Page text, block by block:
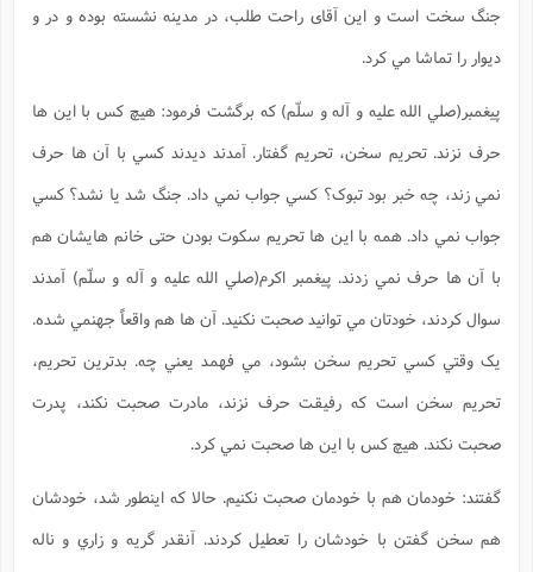
جنگ سخت است و اين آقای راحت طلب، در مدينه نشسته بوده و در و
ديوار را تماشا مي کرد.
پيغمبر(صلي الله عليه و آله و سلّم) که برگشت فرمود: هيچ کس با اين ها
حرف نزند. تحريم سخن، تحريم گفتار. آمدند ديدند کسي با آن ها حرف
نمي زند، چه خبر بود تبوک؟ کسي جواب نمي داد. جنگ شد يا نشد؟ کسي
جواب نمي داد. همه با اين ها تحريم سکوت بودن حتی خانم هايشان هم
با آن ها حرف نمي زدند. پيغمبر اکرم(صلي الله عليه و آله و سلّم) آمدند
سوال کردند، خودتان مي توانيد صحبت نکنيد. آن ها هم واقعاً جهنمي شده.
يک وقتي کسي تحريم سخن بشود، مي فهمد يعني چه. بدترين تحريم،
تحريم سخن است که رفيقت حرف نزند، مادرت صحبت نکند، پدرت
صحبت نکند. هيچ کس با اين ها صحبت نمي کرد.
گفتند: خودمان هم با خودمان صحبت نکنيم. حالا که اينطور شد، خودشان
هم سخن گفتن با خودشان را تعطيل کردند. آنقدر گريه و زاري و ناله